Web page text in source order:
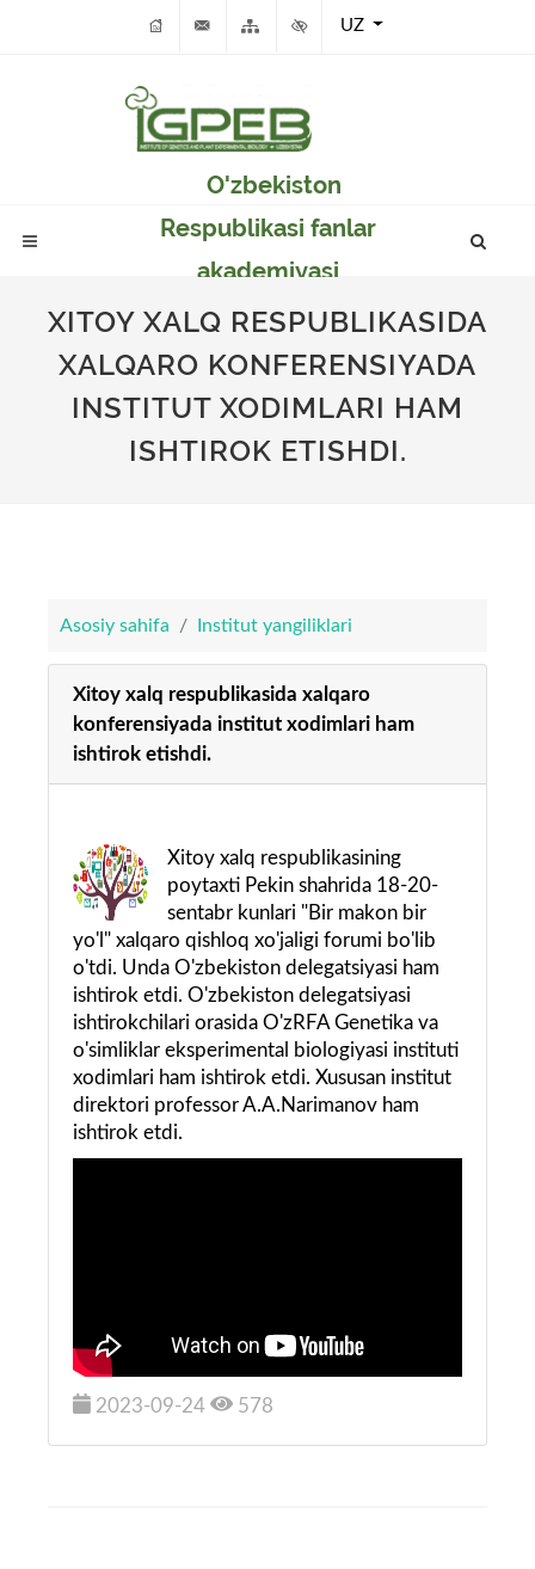
UZ
O'zbekiston
Respublikasi fanlar
akademiyasi
Genetika va o'simlikar
eksperimental
biologiyasi instituti
XITOY XALQ RESPUBLIKASIDA
XALQARO KONFERENSIYADA
INSTITUT XODIMLARI HAM
ISHTIROK ETISHDI.
Asosiy sahifa Institut yangiliklari
Xitoy xalq respublikasida xalqaro
konferensiyada institut xodimlari ham
ishtirok etishdi.
Xitoy xalq respublikasining
poytaxti Pekin shahrida 18-20-
sentabr kunlari "Bir makon bir
yo'l" xalqaro qishloq xo'jaligi forumi bo'lib
o'tdi. Unda O'zbekiston delegatsiyasi ham
ishtirok etdi. O'zbekiston delegatsiyasi
ishtirokchilari orasida O'zRFA Genetika va
o'simliklar eksperimental biologiyasi instituti
xodimlari ham ishtirok etdi. Xususan institut
direktori professor A.A.Narimanov ham
ishtirok etdi.
2023-09-24 578